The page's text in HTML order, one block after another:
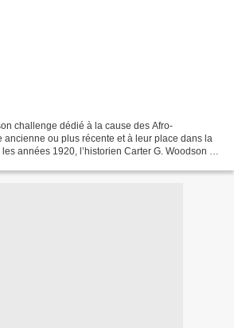
challenge dédié à la cause des Afro-
ancienne ou plus récente et à leur place dans la
années 1920, l’historien Carter G. Woodson a